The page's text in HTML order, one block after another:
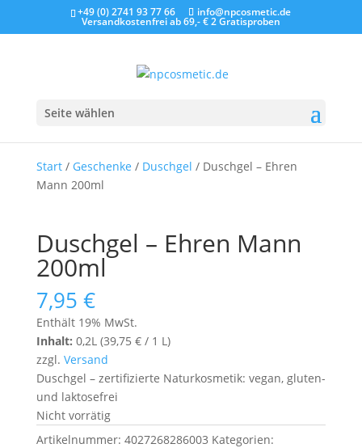
+49 (0) 2741 93 77 66 info@npcosmetic.de
Versandkostenfrei ab 69,- €2 Gratisproben
Seite wählen
Start/ Geschenke / Duschgel / Duschgel – Ehren
Mann 200ml
Duschgel – Ehren Mann
200ml
7,95 €
Enthält 19% MwSt.
Inhalt: 0,2L (39,75 €/ 1 L)
zzgl. Versand
Duschgel – zertifizierte Naturkosmetik: vegan, gluten-
und laktosefrei
Nicht vorrätig
Artikelnummer: 4027268286003 Kategorien: